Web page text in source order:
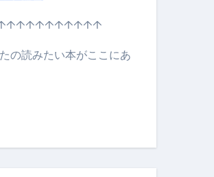
#全財産 #暗号資産
の読みたい本がここにあ